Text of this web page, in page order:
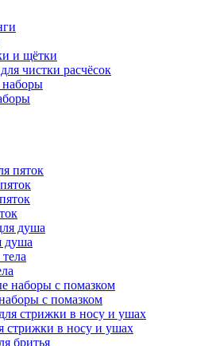
и щётки
чистки расчёсок
душа
с помазком
в носу и ушах